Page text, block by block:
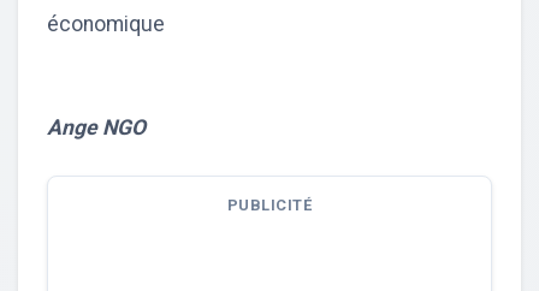
économique
Ange NGO
PUBLICITÉ